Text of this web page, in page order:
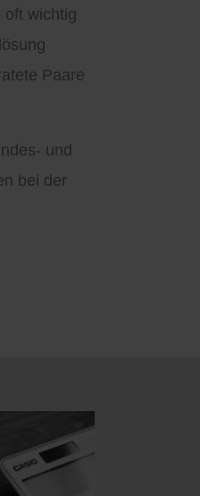
oft wichtig
Paare
und
bei der